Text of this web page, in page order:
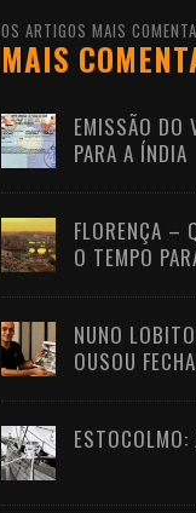
OS ARTIGOS MAIS
MAIS
EMISSÃO DO
PARA A ÍNDIA
FLORENÇA –
O TEMPO
NUNO
OUSOU
ESTOCOLMO: